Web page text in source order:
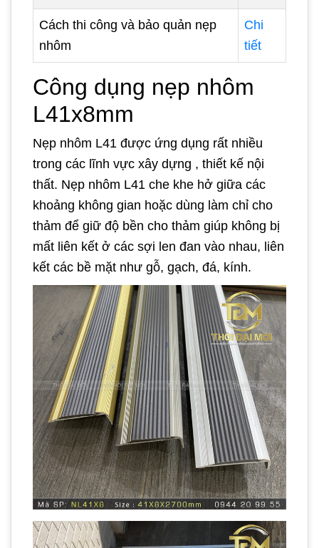
Cách thi công và bảo quản nẹp
nhôm
Chi
tiết
Công dụng nẹp nhôm
L41x8mm
Nẹp nhôm L41 được ứng dụng rất nhiều
trong các lĩnh vực xây dựng , thiết kế nội
thất. Nẹp nhôm L41 che khe hở giữa các
khoảng không gian hoặc dùng làm chỉ cho
thảm để giữ độ bền cho thảm giúp không bị
mất liên kết ở các sợi len đan vào nhau, liên
kết các bề mặt như gỗ, gạch, đá, kính.